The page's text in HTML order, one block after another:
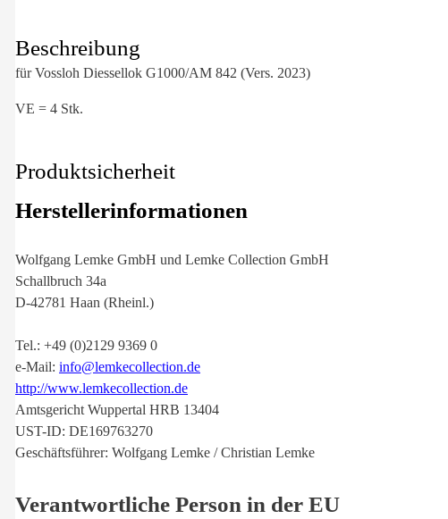
Beschreibung
für Vossloh Diessellok G1000/AM 842 (Vers. 2023)
VE = 4 Stk.
Produktsicherheit
Herstellerinformationen
Wolfgang Lemke GmbH und Lemke Collection GmbH
Schallbruch 34a
D-42781 Haan (Rheinl.)
Tel.: +49 (0)2129 9369 0
e-Mail: info@lemkecollection.de
http://www.lemkecollection.de
Amtsgericht Wuppertal HRB 13404
UST-ID: DE169763270
Geschäftsführer: Wolfgang Lemke / Christian Lemke
Verantwortliche Person in der EU